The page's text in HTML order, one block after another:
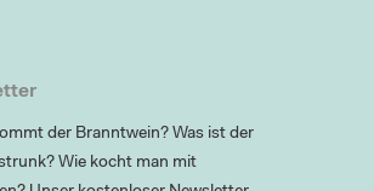
der Branntwein? Was ist der
Wie kocht man mit